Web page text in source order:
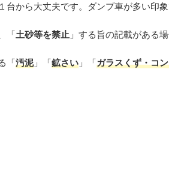
台から大丈夫です。ダンプ車が多い印
「土砂等を禁止 」する旨の記載がある
「汚泥」「鉱さい 」「ガラスくず・コ